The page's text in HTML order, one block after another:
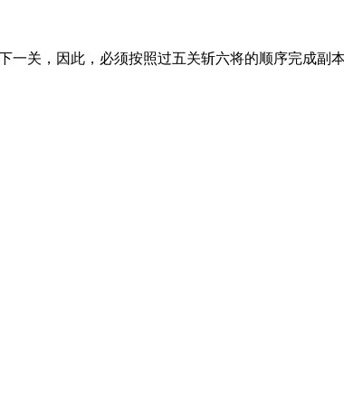
一关，因此，必须按照过五关斩六将的顺序完成副